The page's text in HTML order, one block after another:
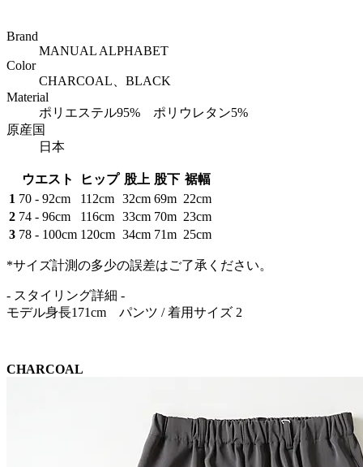
Brand
MANUAL ALPHABET
Color
CHARCOAL、BLACK
Material
ポリエステル95% ポリウレタン5%
原産国
日本
ウエスト ヒップ 股上 股下 裾幅
1 70 - 92cm 112cm 32cm 69m 22cm
2 74 - 96cm 116cm 33cm 70m 23cm
3 78 - 100cm 120cm 34cm 71m 25cm
*サイズ計測の多少の誤差はご了承ください。
- スタイリング詳細 -
モデル身長171cm パンツ / 着用サイズ 2
CHARCOAL